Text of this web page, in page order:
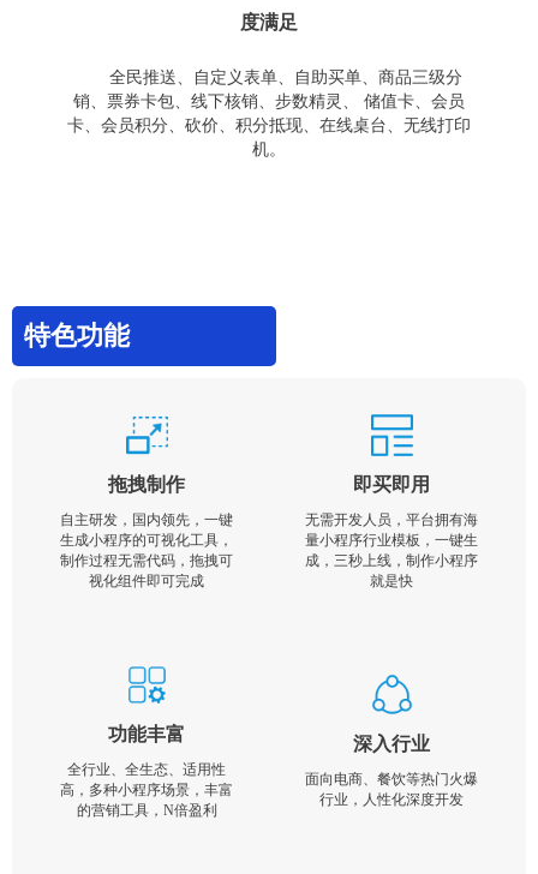
度满足
全民推送、自定义表单、自助买单、商品三级分
销、票券卡包、线下核销、步数精灵、 储值卡、会员
卡、会员积分、砍价、积分抵现、在线桌台、无线打印
机。
特色功能
拖拽制作
自主研发，国内领先，一键
生成小程序的可视化工具，
制作过程无需代码，拖拽可
视化组件即可完成
即买即用
无需开发人员，平台拥有海
量小程序行业模板，一键生
成，三秒上线，制作小程序
就是快
功能丰富
全行业、全生态、适用性
高，多种小程序场景，丰富
的营销工具，N倍盈利
深入行业
面向电商、餐饮等热门火爆
行业，人性化深度开发